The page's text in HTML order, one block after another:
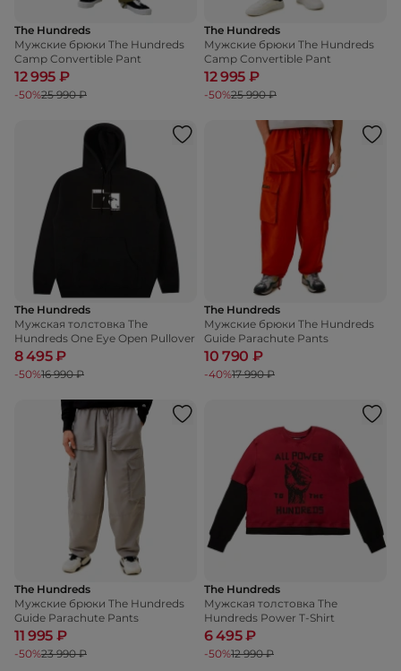
The Hundreds
Мужские брюки The Hundreds
Camp Convertible Pant
12 995 ₽
-50%25 990 ₽
The Hundreds
Мужские брюки The Hundreds
Camp Convertible Pant
12 995 ₽
-50%25 990 ₽
The Hundreds
Мужская толстовка The
Hundreds One Eye Open Pullover
8 495 ₽
-50%16 990 ₽
The Hundreds
Мужские брюки The Hundreds
Guide Parachute Pants
10 790 ₽
-40%17 990 ₽
The Hundreds
Мужские брюки The Hundreds
Guide Parachute Pants
11 995 ₽
-50%23 990 ₽
The Hundreds
Мужская толстовка The
Hundreds Power T-Shirt
6 495 ₽
-50%12 990 ₽